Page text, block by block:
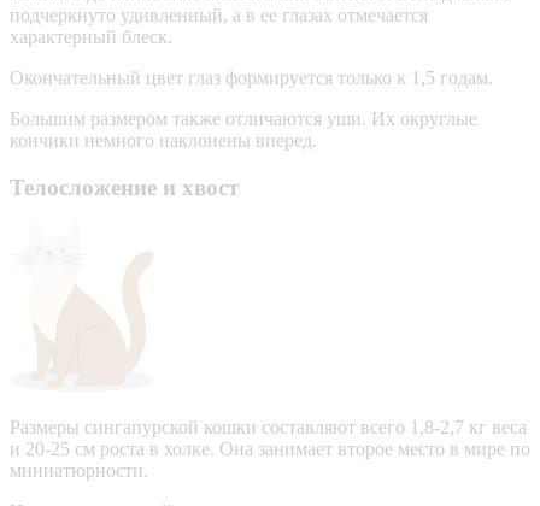
подчеркнуто удивленный, а в ее глазах отмечается
характерный блеск.
Окончательный цвет глаз формируется только к 1,5 годам.
Большим размером также отличаются уши. Их округлые
кончики немного наклонены вперед.
Телосложение и хвост
Размеры сингапурской кошки составляют всего 1,8-2,7 кг веса
и 20-25 см роста в холке. Она занимает второе место в мире по
миниатюрности.